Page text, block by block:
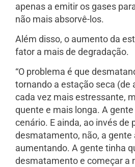
apenas a emitir os gases
não mais absorvê-los.
Além disso, o aumento da
fator a mais de degradação.
“O problema é que
tornando a estação seca (de
cada vez mais estressante,
quente e mais longa. A
cenário. E ainda, ao invés de
desmatamento, não, a gente
aumentando. A gente tinha
desmatamento e começar a